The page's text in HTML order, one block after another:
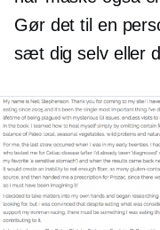
Gør det til en
sæt dig selv eller